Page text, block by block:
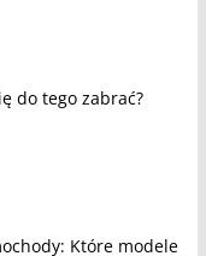
do tego zabrać?
Które modele